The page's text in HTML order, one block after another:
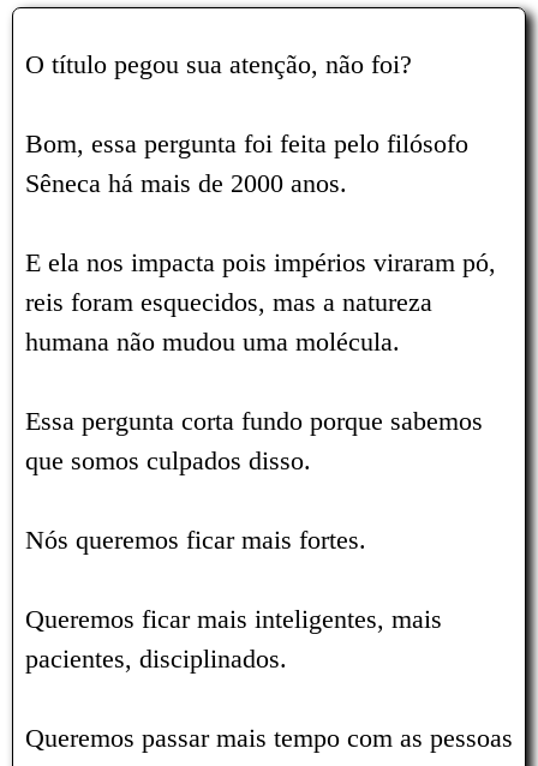
O título pegou sua atenção, não foi?
Bom, essa pergunta foi feita pelo filósofo
Sêneca há mais de 2000 anos.
E ela nos impacta pois impérios viraram pó,
reis foram esquecidos, mas a natureza
humana não mudou uma molécula.
Essa pergunta corta fundo porque sabemos
que somos culpados disso.
Nós queremos ficar mais fortes.
Queremos ficar mais inteligentes, mais
pacientes, disciplinados.
Queremos passar mais tempo com as pessoas